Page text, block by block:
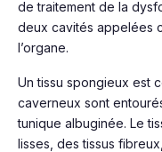
de traitement de la
deux cavités appelées
l’organe.
Un tissu spongieux est
caverneux sont
tunique albuginée. Le
lisses, des tissus